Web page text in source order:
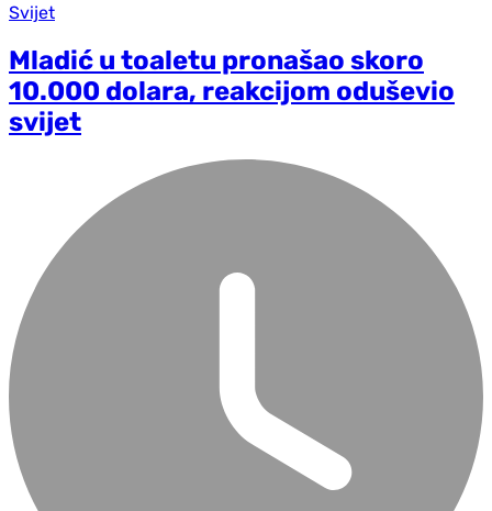
Svijet
Mladić u toaletu pronašao skoro
10.000 dolara, reakcijom oduševio
svijet